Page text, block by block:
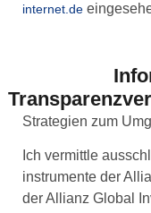
internet.de
Strategien zum
Ich vermittle
instrumente der
der Allianz Global